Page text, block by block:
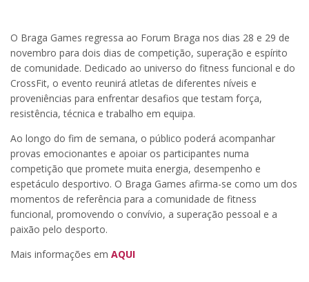
O Braga Games regressa ao Forum Braga nos dias 28 e 29 de
novembro para dois dias de competição, superação e espírito
de comunidade. Dedicado ao universo do fitness funcional e do
CrossFit, o evento reunirá atletas de diferentes níveis e
proveniências para enfrentar desafios que testam força,
resistência, técnica e trabalho em equipa.
Ao longo do fim de semana, o público poderá acompanhar
provas emocionantes e apoiar os participantes numa
competição que promete muita energia, desempenho e
espetáculo desportivo. O Braga Games afirma-se como um dos
momentos de referência para a comunidade de fitness
funcional, promovendo o convívio, a superação pessoal e a
paixão pelo desporto.
Mais informações em AQUI